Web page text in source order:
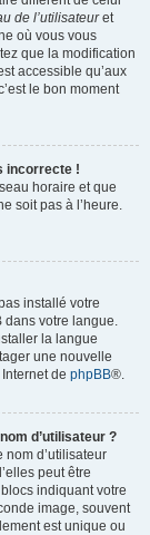
de l’utilisateuret
où vous vous
que la modification
accessible qu’aux
le bon moment
incorrecte !
horaire et que
soit pas à l’heure.
installé votre
dans votre langue.
la langue
une nouvelle
de phpBB®.
d’utilisateur ?
nom d’utilisateur
peut être
indiquant votre
image, souvent
est unique ou